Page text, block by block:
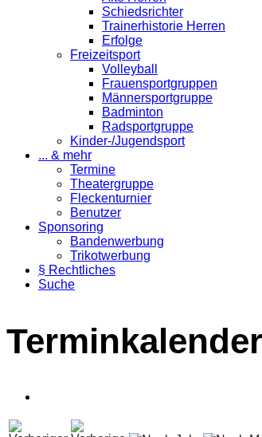
Schiedsrichter
Trainerhistorie Herren
Erfolge
Freizeitsport
Volleyball
Frauensportgruppen
Männersportgruppe
Badminton
Radsportgruppe
Kinder-/Jugendsport
... & mehr
Termine
Theatergruppe
Fleckenturnier
Benutzer
Sponsoring
Bandenwerbung
Trikotwerbung
§ Rechtliches
Suche
Terminkalender